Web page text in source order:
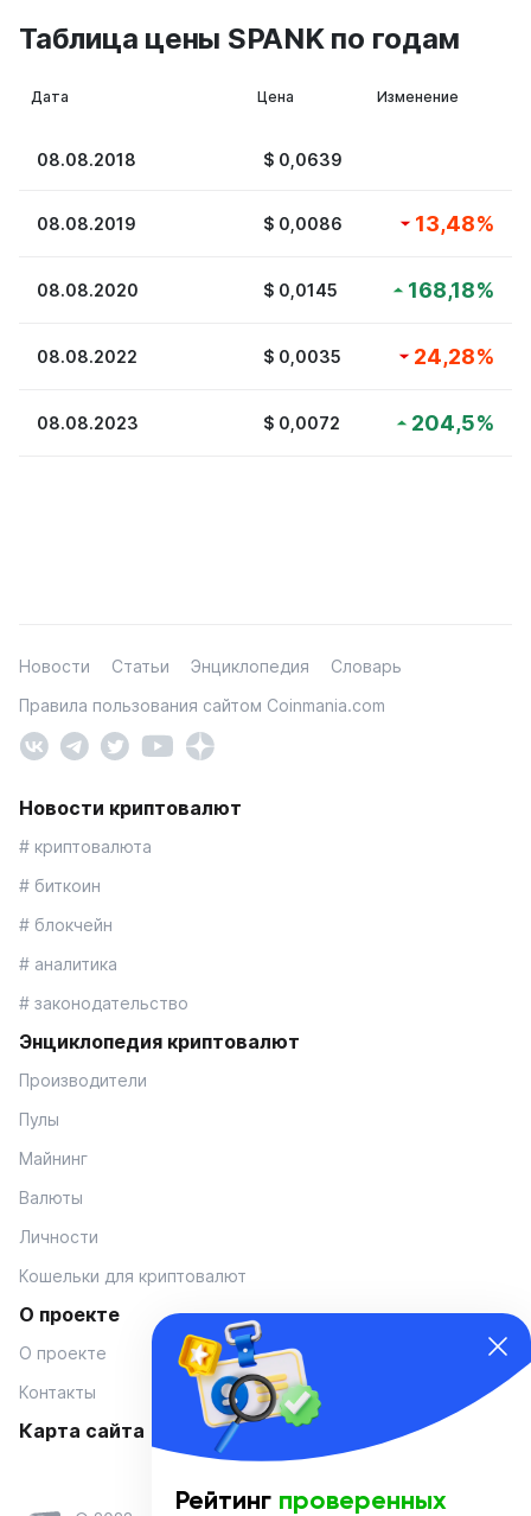
Таблица цены SPANK по годам
Дата Цена Изменение
08.08.2018 $ 0,0639
08.08.2019 $ 0,0086 13,48%
08.08.2020 $ 0,0145 168,18%
08.08.2022 $ 0,0035 24,28%
08.08.2023 $ 0,0072 204,5%
Новости Статьи Энциклопедия
Словарь
Правила пользования сайтом Coinmania.com
Новости криптовалют
# криптовалюта
# биткоин
# блокчейн
# аналитика
# законодательство
Энциклопедия криптовалют
Производители
Пулы
Майнинг
Валюты
Личности
Кошельки для криптовалют
О проекте
О проекте
Контакты
Карта сайта
Рейтинг проверенных